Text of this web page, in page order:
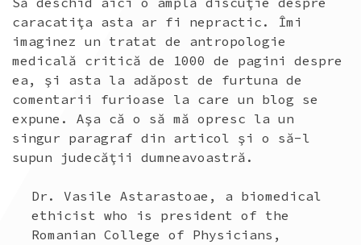
caracatiţa asta ar fi nepractic. Îmi
imaginez un tratat de antropologie
medicală critică de 1000 de pagini despre
ea, şi asta la adăpost de furtuna de
comentarii furioase la care un blog se
expune. Aşa că o să mă opresc la un
singur paragraf din articol şi o să-l
supun judecăţii dumneavoastră.
Dr. Vasile Astarastoae, a biomedical
ethicist who is president of the
Romanian College of Physicians,